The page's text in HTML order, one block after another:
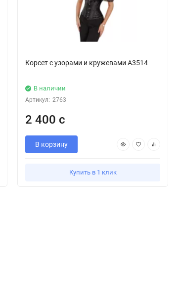
Корсет с узорами и кружевами А3514
В наличии
Артикул: 2763
2 400 с
В корзину
Купить в 1 клик